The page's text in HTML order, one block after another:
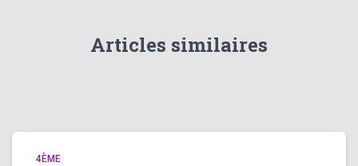
Articles similaires
4ÈME